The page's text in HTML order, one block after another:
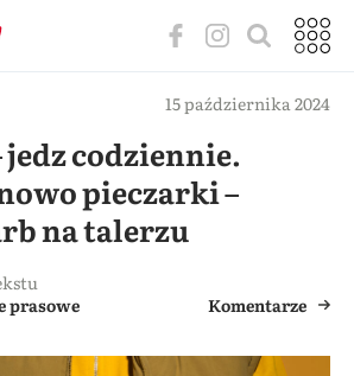
15 października 2024
codziennie.
pieczarki –
na talerzu
prasowe
Komentarze